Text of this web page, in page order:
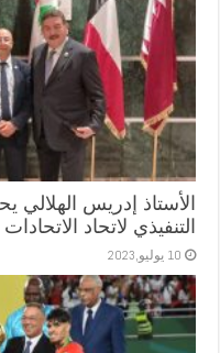
الأستاذ إدريس
التنفيذي لاتحاد
10 يوليو,2023